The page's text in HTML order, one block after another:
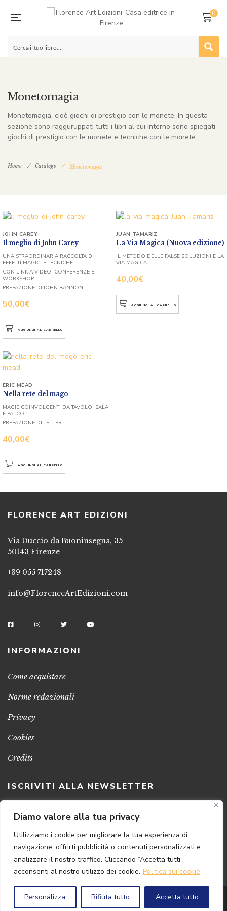
Diamo valore alla tua privacy
Utilizziamo i cookie per migliorare la tua esperienza di
navigazione, offrirti pubblicità o contenuti personalizzati e
analizzare il nostro traffico. Cliccando “Accetta tutti”,
acconsenti al nostro utilizzo dei cookie. Politica sui cookie
Personalizza Rifiuta tutto Accetta tutto
0
Monetomagia
Monetomagia, cioè giochi di prestigio con le monete. In questa
sezione sono ragguruppati tutti i libri al cui interno sono spiegati
giochi di prestigio con le monete e tecniche con le monete.
Home Catalogo Monetomagia
Il meglio di John Carey
50,00€
JOHN CAREY
UNA STRAORDINARIA RACCOLTA DI
EFFETTI MAGICI E TECNICHE
CON LINK A VIDEO, CONFERENZE E
WORKSHOP
PREFAZIONE DI JOHN BANNON
AGGIUNGI AL CARRELLO
La Via Magica (Nuova edizione)
40,00€
JUAN TAMARIZ
IL METODO DELLE FALSE SOLUZIONI E LA
VIA MAGICA
AGGIUNGI AL CARRELLO
Nella rete del mago
40,00€
ERIC MEAD
MAGIE COINVOLGENTI DA TAVOLO, SALA
E PALCO
PREFAZIONE DI TELLER
AGGIUNGI AL CARRELLO
FLORENCE ART EDIZIONI
Via Duccio da Buoninsegna, 35
50143 Firenze
+39 055 717248
info@FlorenceArtEdizioni.com
INFORMAZIONI
Come acquistare
Norme redazionali
Privacy
Cookies
Credits
ISCRIVITI ALLA NEWSLETTER
Clicca sul pulsante per ricevere le nostre ultime novità,
notizie e promozioni
ISCRIVITI ADESSO
© 2024 FlorenceArtEdizioni | P.IVA 04813630482
Powered by{SP} Digital & Consulting